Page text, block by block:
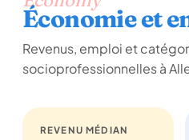
Économie et
Revenus, emploi et
socioprofessionnelles à
REVENU MÉDIAN